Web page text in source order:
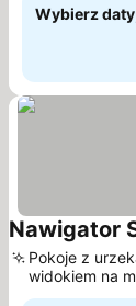
Wybierz
Nawigator
Pokoje z
widokiem na